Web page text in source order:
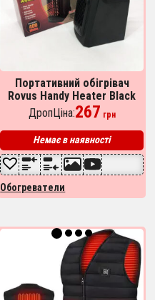
Портативний обігрівач
Rovus Handy Heater Black
400 Вт, обігрівач дуйчик,
побутовий
тепловентилятор
ДропЦіна:267 грн
Немає в наявності
Обогреватели